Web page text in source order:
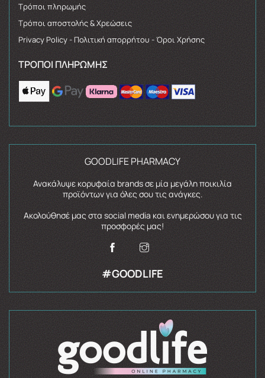
Τρόποι πληρωμής
Τρόποι αποστολής & Χρεώσεις
Privacy Policy - Πολιτική απορρήτου - Όροι Χρήσης
ΤΡΌΠΟΙ ΠΛΗΡΩΜΉΣ
GOODLIFE PHARMACY
Ανακάλυψε κορυφαία brands σε μία μεγάλη ποικιλία
προϊόντων για όλες σου τις ανάγκες.
Ακολούθησέ μας στα social media και ενημερώσου για τις
προσφορές μας!
#GOODLIFE